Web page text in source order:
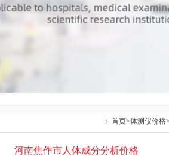
首页>体测仪价格>
河南焦作市人体成分分析价格